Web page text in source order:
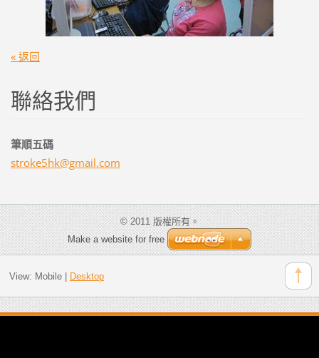
« 返回
聯絡我們
筆順五碼
stroke5hk@gmail.com
© 2011 版權所有。
Make a website for free
View: Mobile| Desktop